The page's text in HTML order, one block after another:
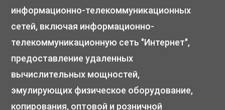
информационно-телекоммуникационных
сетей, включая информационно-
телекоммуникационную сеть "Интернет",
предоставление удаленных
вычислительных мощностей,
эмулирующих физическое оборудование,
копирования, оптовой и розничной